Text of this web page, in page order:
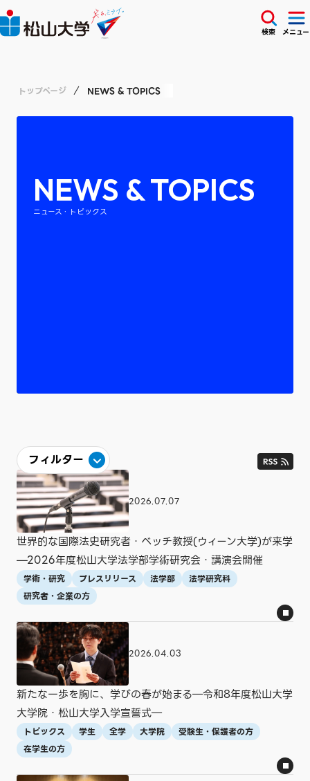
検索 メニュー
トップページ NEWS & TOPICS
NEWS & TOPICS
ニュース・トピックス
フィルター
カテゴリ
すべて トピックス
入試情報
社会連携
プレスリリース
図書館 東京オフィス
学部・大学院・短期大学
人文社会
法学部
短期大学
言語コミュニケーション研究科
医療薬学研究科
年
すべて 2026年 2025年 2024年
2023年
2022年
2026.07.07
世界的な国際法史研究者・ベッチ教授(ウィーン大学)が来学
—2026年度松山大学法学部学術研究会・講演会開催
学術・研究 プレスリリース 法学部
法学研究科
研究者・企業の方
2026.04.03
新たな一歩を胸に、学びの春が始まる―令和8年度松山大学
大学院・松山大学入学宣誓式―
トピックス 学生 全学 大学院
受験生・保護者の方
在学生の方